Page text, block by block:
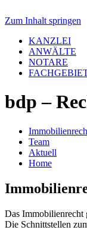
Zum Inhalt springen
KANZLEI
ANWÄLTE
NOTARE
bdp –
Team
Aktuell
Home
Das Immobilienrecht
Die Schnittstellen